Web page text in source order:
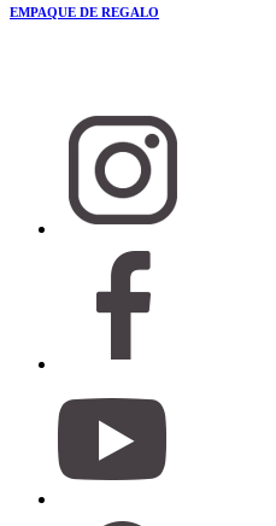
EMPAQUE DE REGALO